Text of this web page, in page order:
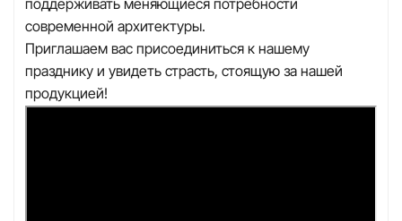
современной архитектуры.
Приглашаем вас присоединиться к нашему
празднику и увидеть страсть, стоящую за нашей
продукцией!